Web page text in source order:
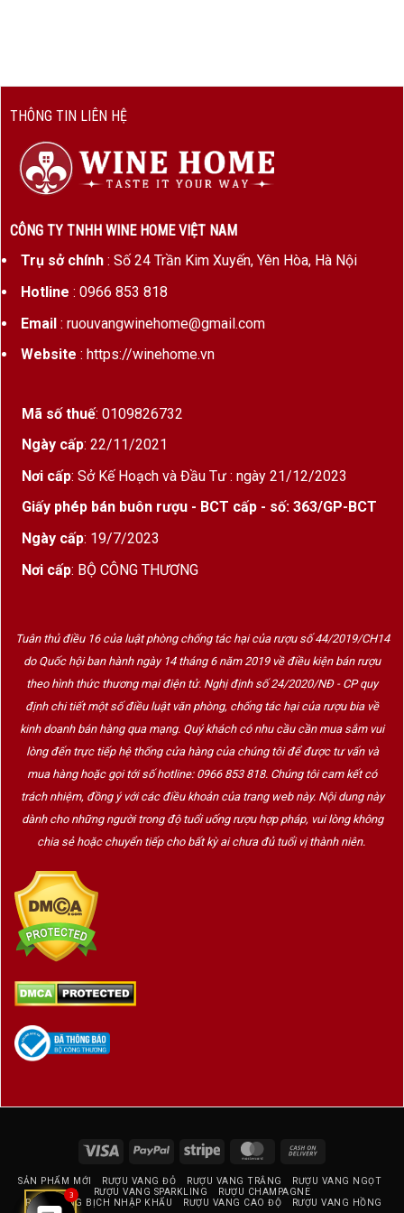
Giới Thiệu Thương Hiệu 7COLORES
Khám Phá Thương Hiệu 7Colores
7Colores là thương hiệu rượu vang nổi tiếng đến
từ Chile với phong cách hiện đại, trẻ trung và đậm
tính nghệ thuật.
chim nhiều màu sắc “Seven-colored Tanager”,
tượng trưng cho:
Sự sáng tạo
Cảm xúc
Tự do
Cá tính trong nghệ thuật làm vang
Các dòng vang của thương hiệu luôn được đánh
Chất lượng ổn định
Thiết kế nổi bật
Hương vị dễ tiếp cận nhưng vẫn có chiều sâu
Trong đó, 7COLORES Chardonnay Gran Reserva là
một trong những dòng vang trắng được yêu thích
nhất của hãng.
Casablanca Valley – Thánh Địa Vang Trắng
tiếng hàng đầu Chile, đặc biệt với các giống nho:
THÔNG TIN LIÊN HỆ
CÔNG TY TNHH WINE HOME VIỆT NAM
Trụ sở chính: Số 24 Trần Kim Xuyến, Yên Hòa, Hà Nội
Hotline : 0966 853 818
Email: ruouvangwinehome@gmail.com
Website : https://winehome.vn
Mã số thuế: 0109826732
Ngày cấp: 22/11/2021
Nơi cấp: Sở Kế Hoạch và Đầu Tư : ngày 21/12/2023
Giấy phép bán buôn rượu - BCT cấp - số: 363/GP-BCT
Ngày cấp: 19/7/2023
Nơi cấp: BỘ CÔNG THƯƠNG
Tuân thủ điều 16 của luật phòng chống tác hại của rượu số 44/2019/CH14
do Quốc hội ban hành ngày 14 tháng 6 năm 2019 về điều kiện bán rượu
theo hình thức thương mại điện tử. Nghị định số 24/2020/NĐ - CP quy
định chi tiết một số điều luật văn phòng, chống tác hại của rượu bia về
kinh doanh bán hàng qua mạng. Quý khách có nhu cầu cần mua sắm vui
lòng đến trực tiếp hệ thống cửa hàng của chúng tôi để được tư vấn và
mua hàng hoặc gọi tới số hotline: 0966 853 818. Chúng tôi cam kết có
trách nhiệm, đồng ý với các điều khoản của trang web này. Nội dung này
dành cho những người trong độ tuổi uống rượu hợp pháp, vui lòng không
chia sẻ hoặc chuyển tiếp cho bất kỳ ai chưa đủ tuổi vị thành niên.
Visa PayPal Stripe MasterCard
Delivery
SẢN PHẨM MỚI RƯỢU VANG ĐỎ RƯỢU VANG TRẮNG
RƯỢU VANG NGỌT
RƯỢU VANG SPARKLING
RƯỢU CHAMPAGNE
RƯỢU VANG BỊCH NHẬP KHẨU
RƯỢU VANG CAO ĐỘ RƯỢU VANG HỒNG
3